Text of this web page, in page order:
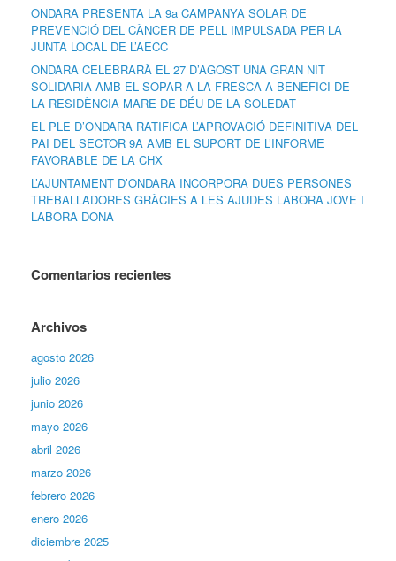
ONDARA PRESENTA LA 9a CAMPANYA SOLAR DE
PREVENCIÓ DEL CÀNCER DE PELL IMPULSADA PER LA
JUNTA LOCAL DE L’AECC
ONDARA CELEBRARÀ EL 27 D’AGOST UNA GRAN NIT
SOLIDÀRIA AMB EL SOPAR A LA FRESCA A BENEFICI DE
LA RESIDÈNCIA MARE DE DÉU DE LA SOLEDAT
EL PLE D’ONDARA RATIFICA L’APROVACIÓ DEFINITIVA DEL
PAI DEL SECTOR 9A AMB EL SUPORT DE L’INFORME
FAVORABLE DE LA CHX
L’AJUNTAMENT D’ONDARA INCORPORA DUES PERSONES
TREBALLADORES GRÀCIES A LES AJUDES LABORA JOVE I
LABORA DONA
Comentarios recientes
Archivos
agosto 2026
julio 2026
junio 2026
mayo 2026
abril 2026
marzo 2026
febrero 2026
enero 2026
diciembre 2025